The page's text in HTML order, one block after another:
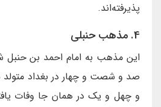
پذيرفته‌اند.
4. مذهب حنبلى
اين مذهب به امام احمد بن حنبل
صد و شصت و چهار در بغداد
و چهل و يك در همان جا وفات